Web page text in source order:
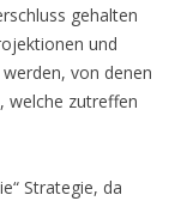
gehalten
und
von denen
welche zutreffen
Strategie, da